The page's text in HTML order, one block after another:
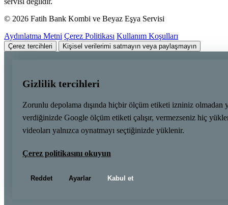
© 2026 Fatih Bank Kombi ve Beyaz Eşya Servisi
Aydınlatma Metni Çerez Politikası Kullanım Koşulları
Çerez tercihleri Kişisel verilerimi satmayın veya paylaşmayın
Gizlilik tercihleri
Zorunlu depolama dışında hiçbir ölçüm etiketi izniniz olmadan
verdiğinizde Google ölçüm etiketi çalışır, vermezseniz hiç
videoları yalnızca oynatmayı seçtiğinizde yüklenir.
Çerez politikasını okuyun
Reddet Ayarlar Kabul et